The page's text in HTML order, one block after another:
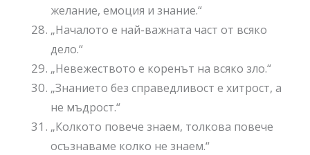
желание, емоция и знание.“
„Началото е най-важната част от всяко
дело.“
„Невежеството е коренът на всяко зло.“
„Знанието без справедливост е хитрост, а
не мъдрост.“
„Колкото повече знаем, толкова повече
осъзнаваме колко не знаем.“